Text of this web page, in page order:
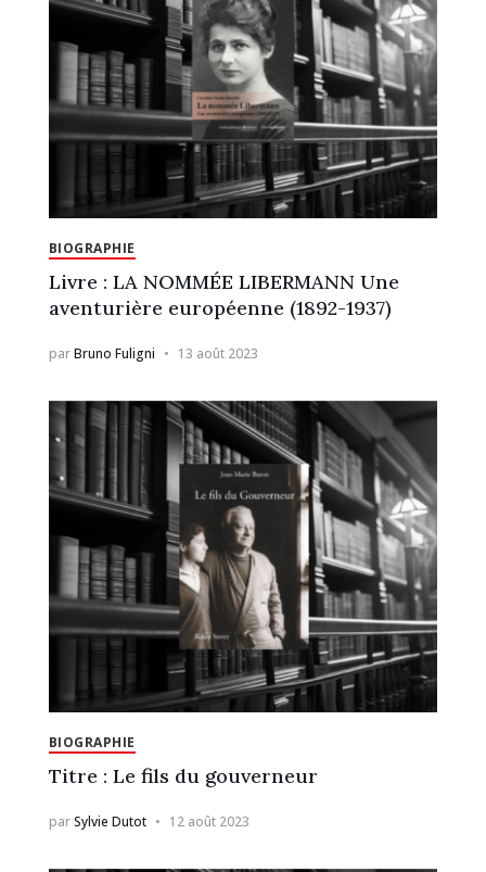
BIOGRAPHIE
Livre : LA NOMMÉE LIBERMANN Une
aventurière européenne (1892-1937)
parBruno Fuligni 13 août 2023
BIOGRAPHIE
Titre : Le fils du gouverneur
parSylvie Dutot 12 août 2023